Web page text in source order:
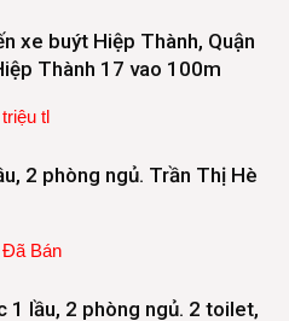
xe buýt Hiệp Thành, Quận
Thành 17 vao 100m
tl
2 phòng ngủ. Trần Thị Hè
Đã Bán
1 lầu, 2 phòng ngủ. 2 toilet,